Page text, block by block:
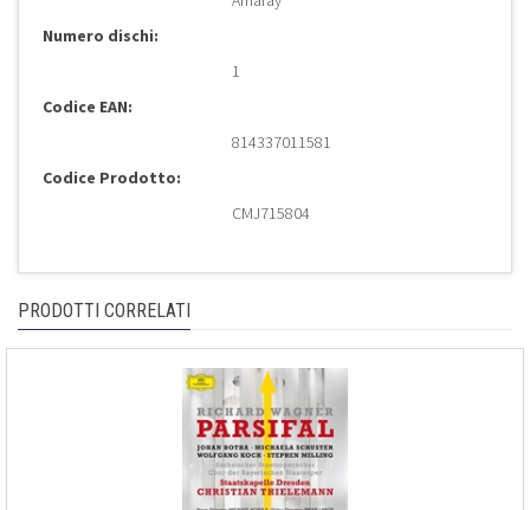
Numero dischi:
1
Codice EAN:
814337011581
Codice Prodotto:
CMJ715804
PRODOTTI CORRELATI